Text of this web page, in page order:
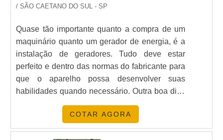
Veja mais:Energia|Geradores
/ SÃO CAETANO DO SUL - SP
Quase tão importante quanto a compra de um
maquinário quanto um gerador de energia, é a
instalação de geradores. Tudo deve estar
perfeito e dentro das normas do fabricante para
que o aparelho possa desenvolver suas
habilidades quando necessário. Outra boa dica
é ficar atento para as possibilidades de
máquinas no mercado. Confira algumas:
Geradores de energia a diesel, Geradores de
COTAR AGORA